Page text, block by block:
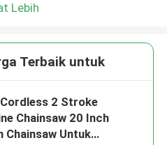
Lebih
Terbaik untuk
2 Stroke
Chainsaw 20 Inch
Chainsaw Untuk